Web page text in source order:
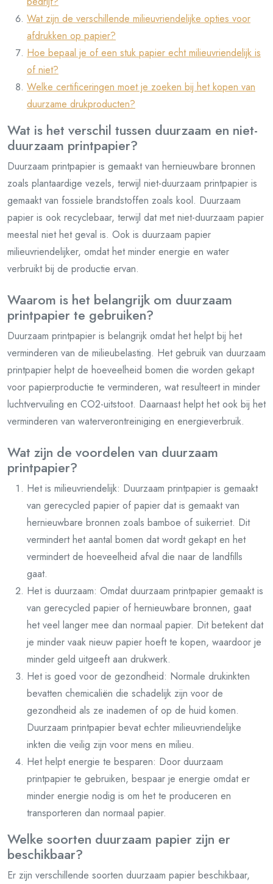
Wat zijn de verschillende milieuvriendelijke opties voor
afdrukken op papier?
Hoe bepaal je of een stuk papier echt milieuvriendelijk is
of niet?
Welke certificeringen moet je zoeken bij het kopen van
duurzame drukproducten?
Wat is het verschil tussen duurzaam en niet-
duurzaam printpapier?
Duurzaam printpapier is gemaakt van hernieuwbare bronnen
zoals plantaardige vezels, terwijl niet-duurzaam printpapier is
gemaakt van fossiele brandstoffen zoals kool. Duurzaam
papier is ook recyclebaar, terwijl dat met niet-duurzaam papier
meestal niet het geval is. Ook is duurzaam papier
milieuvriendelijker, omdat het minder energie en water
verbruikt bij de productie ervan.
Waarom is het belangrijk om duurzaam
printpapier te gebruiken?
Duurzaam printpapier is belangrijk omdat het helpt bij het
verminderen van de milieubelasting. Het gebruik van duurzaam
printpapier helpt de hoeveelheid bomen die worden gekapt
voor papierproductie te verminderen, wat resulteert in minder
luchtvervuiling en CO2-uitstoot. Daarnaast helpt het ook bij het
verminderen van waterverontreiniging en energieverbruik.
Wat zijn de voordelen van duurzaam
printpapier?
Het is milieuvriendelijk: Duurzaam printpapier is gemaakt
van gerecycled papier of papier dat is gemaakt van
hernieuwbare bronnen zoals bamboe of suikerriet. Dit
vermindert het aantal bomen dat wordt gekapt en het
vermindert de hoeveelheid afval die naar de landfills
gaat.
Het is duurzaam: Omdat duurzaam printpapier gemaakt is
van gerecycled papier of hernieuwbare bronnen, gaat
het veel langer mee dan normaal papier. Dit betekent dat
je minder vaak nieuw papier hoeft te kopen, waardoor je
minder geld uitgeeft aan drukwerk.
Het is goed voor de gezondheid: Normale drukinkten
bevatten chemicaliën die schadelijk zijn voor de
gezondheid als ze inademen of op de huid komen.
Duurzaam printpapier bevat echter milieuvriendelijke
inkten die veilig zijn voor mens en milieu.
Het helpt energie te besparen: Door duurzaam
printpapier te gebruiken, bespaar je energie omdat er
minder energie nodig is om het te produceren en
transporteren dan normaal papier.
Welke soorten duurzaam papier zijn er
beschikbaar?
Er zijn verschillende soorten duurzaam papier beschikbaar,